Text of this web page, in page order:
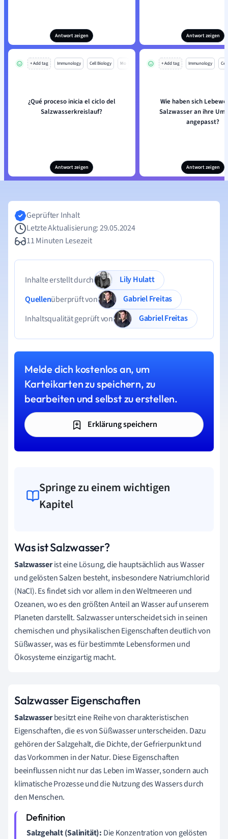
Antwort zeigen Antwort zeigen
+ Add tag Immunology Cell Biology Mo
¿Qué proceso inicia el ciclo del
Salzwasserkreislauf?
Antwort zeigen
+ Add tag Immunology
Wie haben sich
Salzwasser an ihre
angepasst?
Antwort zeigen
Geprüfter Inhalt
Letzte Aktualisierung: 29.05.2024
11 Minuten Lesezeit
Inhalte erstellt durch
Lily Hulatt
Quellenüberprüft von
Gabriel Freitas
Inhaltsqualität geprüft von
Gabriel Freitas
Melde dich kostenlos an, um
Karteikarten zu speichern, zu
bearbeiten und selbst zu erstellen.
Erklärung speichern
Springe zu einem wichtigen
Kapitel
Was ist Salzwasser?
Salzwasserist eine Lösung, die hauptsächlich aus Wasser
und gelösten Salzen besteht, insbesondere Natriumchlorid
(NaCl). Es findet sich vor allem in den Weltmeeren und
Ozeanen, wo es den größten Anteil an Wasser auf unserem
Planeten darstellt. Salzwasser unterscheidet sich in seinen
chemischen und physikalischen Eigenschaften deutlich von
Süßwasser, was es für bestimmte Lebensformen und
Ökosysteme einzigartig macht.
Salzwasser Eigenschaften
Salzwasserbesitzt eine Reihe von charakteristischen
Eigenschaften, die es von Süßwasser unterscheiden. Dazu
gehören der Salzgehalt, die Dichte, der Gefrierpunkt und
das Vorkommen in der Natur. Diese Eigenschaften
beeinflussen nicht nur das Leben im Wasser, sondern auch
klimatische Prozesse und die Nutzung des Wassers durch
den Menschen.
Salzgehalt (Salinität): Die Konzentration von gelösten